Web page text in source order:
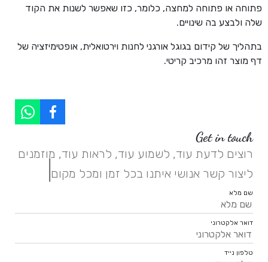
פתוחה או פתוחה למחצה, כלומר, כזו שאפשר לשנות את הקוד
שלה ולבצע בה שינויים.
בתהליך של קידום בגוגל אורגני לחנות וירטואלית, אופטימיזציה של
דף מוצר זהו מרכיב קריטי.
Get in touch
רוצים לדעת עוד, לשמוע עוד, לראות עוד, מוזמנים
ליצור קשר אנושי איתנו בכל זמן ומכל מקום.
|
שם מלא
דואר אלקטרוני
טלפון נייד